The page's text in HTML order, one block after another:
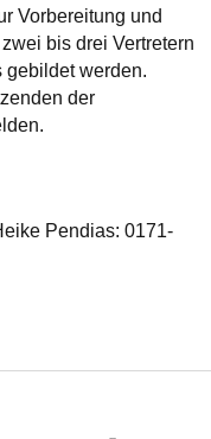
Vorbereitung und
bis drei Vertretern
gebildet werden.
der
Pendias: 0171-